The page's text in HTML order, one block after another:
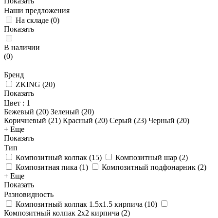
Наши предложения
На складе (0)
Показать
В наличии
(0)
Бренд
ZKING (20)
Показать
Цвет : 1
Бежевый (20) Зеленый (20)
Коричневый (21) Красный (20) Серый (23) Черный (20)
+ Еще
Показать
Тип
Композитный колпак (15) Композитный шар (2)
Композитная пика (1) Композитный подфонарник (2)
+ Еще
Показать
Разновидность
Композитный колпак 1.5х1.5 кирпича (10)
Композитный колпак 2х2 кирпича (2)